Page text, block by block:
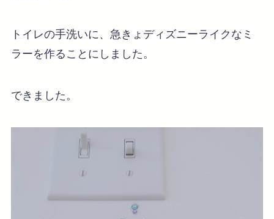
トイレの手洗いに、急きょディズニーライクなミ
ラーを作ることにしました。
できました。